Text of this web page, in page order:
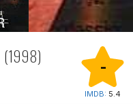
(1998)
-
IMDB: 5.4